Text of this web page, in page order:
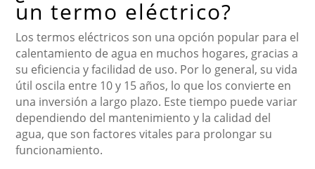
un termo eléctrico?
Los termos eléctricos son una opción popular para el
calentamiento de agua en muchos hogares, gracias a
su eficiencia y facilidad de uso. Por lo general, su vida
útil oscila entre 10 y 15 años, lo que los convierte en
una inversión a largo plazo. Este tiempo puede variar
dependiendo del mantenimiento y la calidad del
agua, que son factores vitales para prolongar su
funcionamiento.